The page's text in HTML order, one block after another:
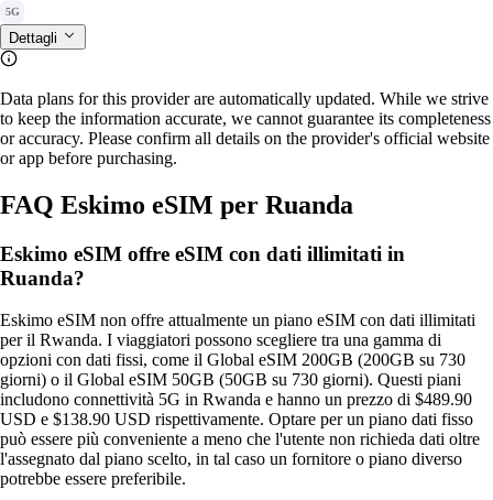
5G
Dettagli
Data plans for this provider are automatically updated. While we strive
to keep the information accurate, we cannot guarantee its completeness
or accuracy. Please confirm all details on the provider's official website
or app before purchasing.
FAQ Eskimo eSIM per Ruanda
Eskimo eSIM offre eSIM con dati illimitati in
Ruanda?
Eskimo eSIM non offre attualmente un piano eSIM con dati illimitati
per il Rwanda. I viaggiatori possono scegliere tra una gamma di
opzioni con dati fissi, come il Global eSIM 200GB (200GB su 730
giorni) o il Global eSIM 50GB (50GB su 730 giorni). Questi piani
includono connettività 5G in Rwanda e hanno un prezzo di $489.90
USD e $138.90 USD rispettivamente. Optare per un piano dati fisso
può essere più conveniente a meno che l'utente non richieda dati oltre
l'assegnato dal piano scelto, in tal caso un fornitore o piano diverso
potrebbe essere preferibile.